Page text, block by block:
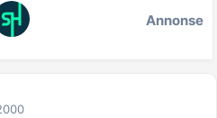
Annonse